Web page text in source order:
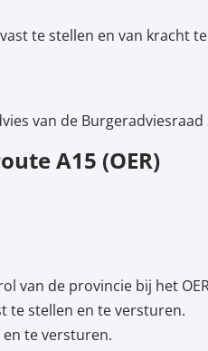
te stellen en van kracht
van de
A15 (OER)
van de provincie bij het
te stellen en te versturen.
te versturen.